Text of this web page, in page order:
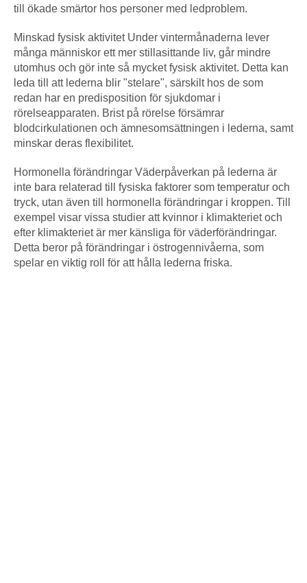
till ökade smärtor hos personer med ledproblem.
Minskad fysisk aktivitet Under vintermånaderna lever
många människor ett mer stillasittande liv, går mindre
utomhus och gör inte så mycket fysisk aktivitet. Detta kan
leda till att lederna blir "stelare", särskilt hos de som
redan har en predisposition för sjukdomar i
rörelseapparaten. Brist på rörelse försämrar
blodcirkulationen och ämnesomsättningen i lederna, samt
minskar deras flexibilitet.
Hormonella förändringar Väderpåverkan på lederna är
inte bara relaterad till fysiska faktorer som temperatur och
tryck, utan även till hormonella förändringar i kroppen. Till
exempel visar vissa studier att kvinnor i klimakteriet och
efter klimakteriet är mer känsliga för väderförändringar.
Detta beror på förändringar i östrogennivåerna, som
spelar en viktig roll för att hålla lederna friska.